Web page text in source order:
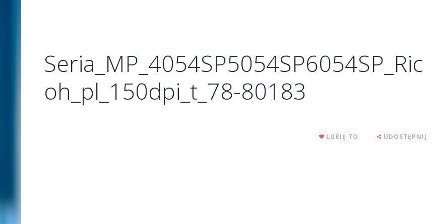
Seria_MP_4054SP5054SP6054SP_Ric
oh_pl_150dpi_t_78-80183
LUBIĘ TO UDOSTĘPNIJ